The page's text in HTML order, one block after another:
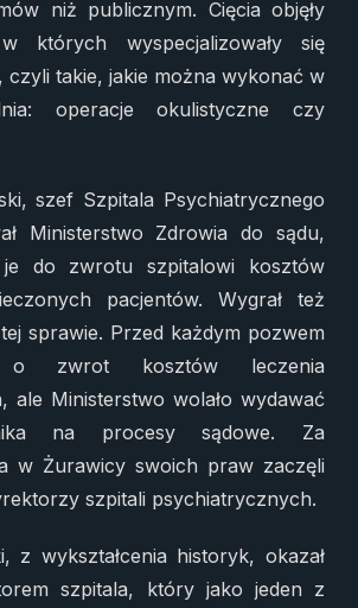
niż publicznym. Cięcia objęły
których wyspecjalizowały się
takie, jakie można wykonać w
operacje okulistyczne czy
szef Szpitala Psychiatrycznego
Ministerstwo Zdrowia do sądu,
je do zwrotu szpitalowi kosztów
pacjentów. Wygrał też
sprawie. Przed każdym pozwem
o zwrot kosztów leczenia
ale Ministerstwo wolało wydawać
na procesy sądowe. Za
w Żurawicy swoich praw zaczęli
szpitali psychiatrycznych.
z wykształcenia historyk, okazał
szpitala, który jako jeden z